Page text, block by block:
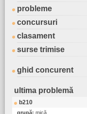
probleme
concursuri
clasament
surse trimise
ghid concurent
ultima problemă
b210
grupă: mică